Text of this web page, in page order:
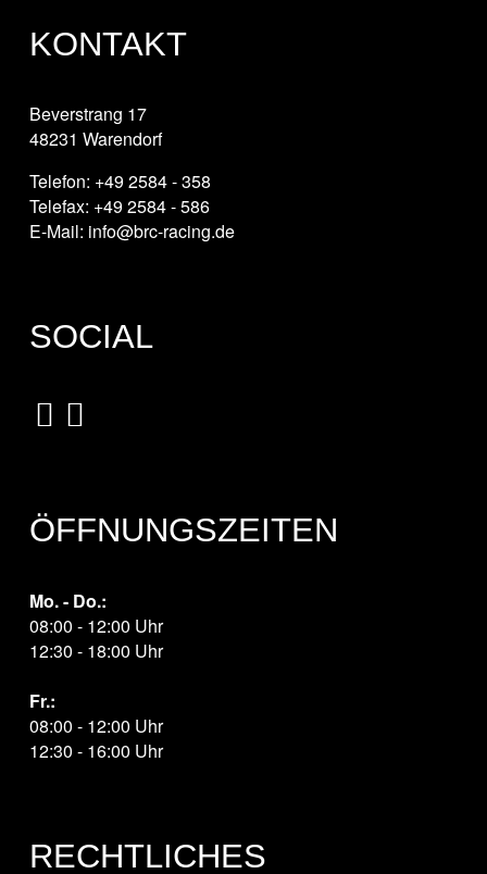
KONTAKT
Beverstrang 17
48231 Warendorf
Telefon: +49 2584 - 358
Telefax: +49 2584 - 586
E-Mail: info@brc-racing.de
SOCIAL
ÖFFNUNGSZEITEN
Mo. - Do.:
08:00 - 12:00 Uhr
12:30 - 18:00 Uhr
Fr.:
08:00 - 12:00 Uhr
12:30 - 16:00 Uhr
RECHTLICHES